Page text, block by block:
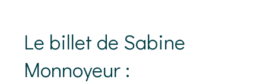
Le billet de Sabine
Monnoyeur :